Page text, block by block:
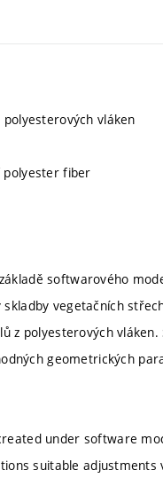
vláken
fiber
softwarového
vegetačních
z polyesterových
geometrických
under software
suitable